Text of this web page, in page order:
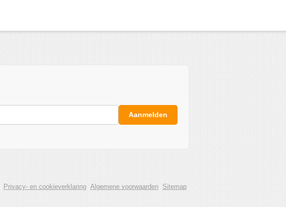
Aanmelden
Privacy- en cookieverklaring Algemene voorwaarden Sitemap